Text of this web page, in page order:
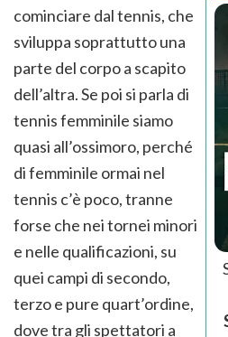
cominciare dal tennis, che
sviluppa soprattutto una
parte del corpo a scapito
dell’altra. Se poi si parla di
tennis femminile siamo
quasi all’ossimoro, perché
di femminile ormai nel
tennis c’è poco, tranne
forse che nei tornei minori
e nelle qualificazioni, su
quei campi di secondo,
terzo e pure quart’ordine,
dove tra gli spettatori a